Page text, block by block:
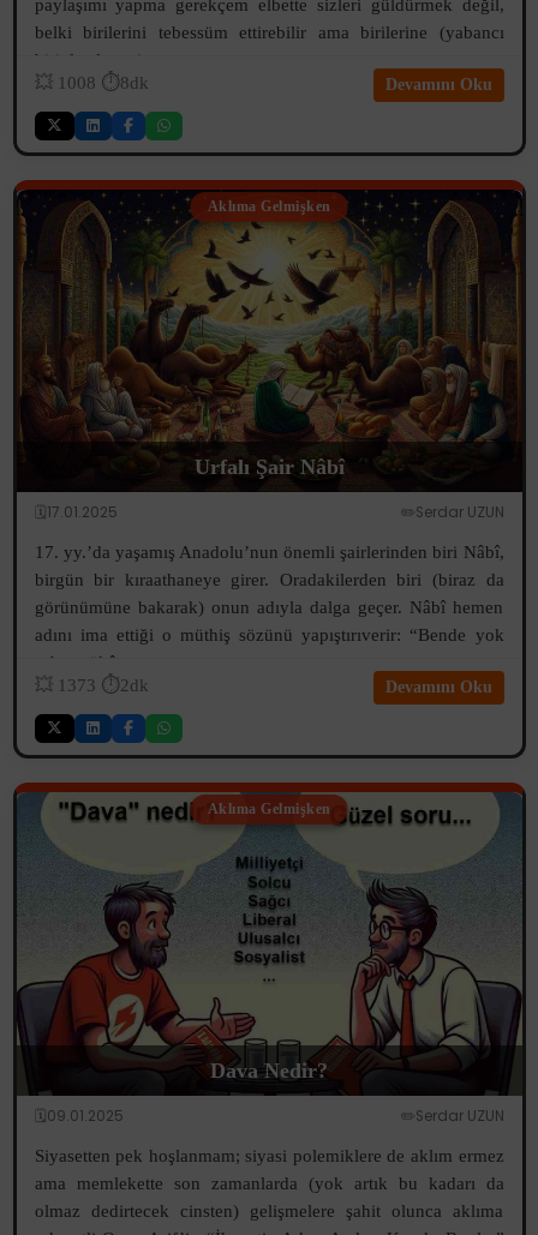
belki birilerini tebessüm ettirebilir ama birilerine (yabancı
biriyle alışveriş yapma ...
💥 1008 ⏱️8dk Devamını Oku
Aklıma Gelmişken
Urfalı Şair Nâbî
🗓️17.01.2025 ✏️Serdar UZUN
17. yy.’da yaşamış Anadolu’nun önemli şairlerinden biri Nâbî,
birgün bir kıraathaneye girer. Oradakilerden biri (biraz da
görünümüne bakarak) onun adıyla dalga geçer. Nâbî hemen
adını ima ettiği o müthiş sözünü yapıştırıverir: “Bende yok
sabr-ı sükûn...
💥 1373 ⏱️2dk Devamını Oku
Aklıma Gelmişken
Dava Nedir?
🗓️09.01.2025 ✏️Serdar UZUN
Siyasetten pek hoşlanmam; siyasi polemiklere de aklım ermez
ama memlekette son zamanlarda (yok artık bu kadarı da
olmaz dedirtecek cinsten) gelişmelere şahit olunca aklıma